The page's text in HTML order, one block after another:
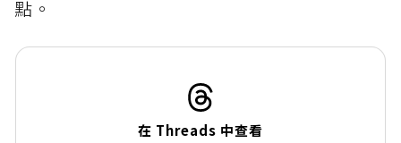
點。
在 Threads 中查看